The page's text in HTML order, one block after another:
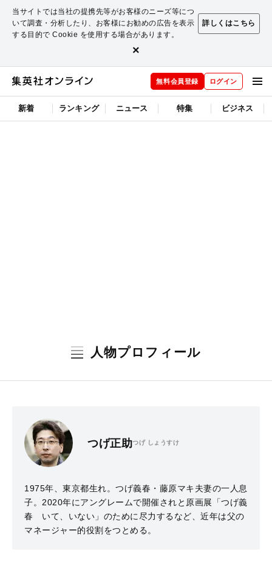
当サイトでは当社の提携先等がお客様のニーズ等につ
いて調査・分析したり、お客様にお勧めの広告を表示
する目的で Cookie を使用する場合があります。
詳しくはこちら
×
無料会員登録 ログイン
新着 ランキング ニュース 特集 ビジネス
人物プロフィール
つげ正助つげ しょうすけ
1975年、東京都生れ。つげ義春・藤原マキ夫妻の一人息
子。2020年にアングレームで開催されと原画展「つげ義
春 いて、いない」のために尽力するなど、近年は父の
マネージャー的役割をつとめる。